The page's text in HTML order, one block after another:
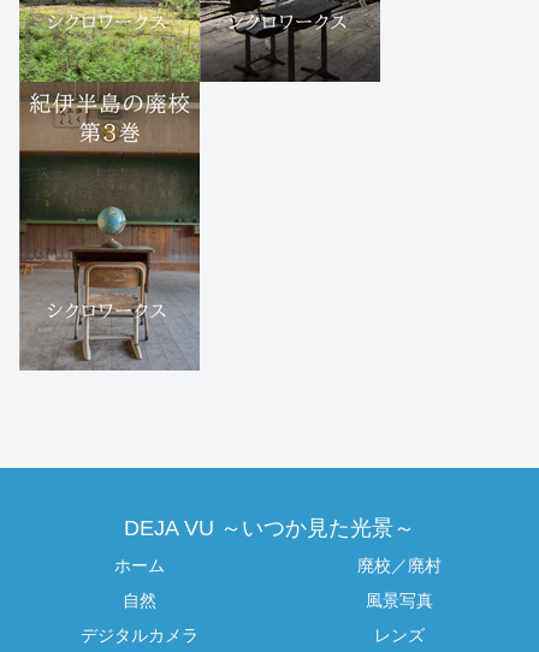
DEJA VU ～いつか見た光景～
ホーム
廃校／廃村
自然
風景写真
デジタルカメラ
レンズ